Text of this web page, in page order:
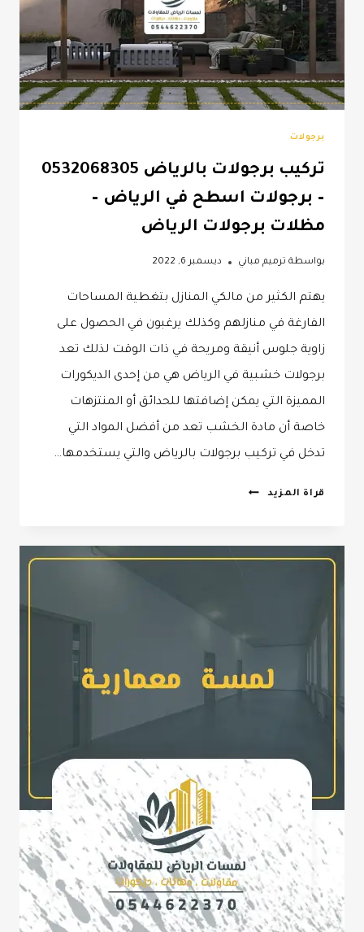
برجولات
تركيب برجولات بالرياض 0532068305
– برجولات اسطح في الرياض –
مظلات برجولات الرياض
بواسطة ترميم مباني ديسمبر 6, 2022
يهتم الكثير من مالكي المنازل بتغطية المساحات
الفارغة في منازلهم وكذلك يرغبون في الحصول على
زاوية جلوس أنيقة ومريحة في ذات الوقت لذلك تعد
برجولات خشبية في الرياض هي من إحدى الديكورات
المميزة التي يمكن إضافتها للحدائق أو المنتزهات
خاصة أن مادة الخشب تعد من أفضل المواد التي
تدخل في تركيب برجولات بالرياض والتي يستخدمها…
قراة المزيد
تركيب
–
مظلات